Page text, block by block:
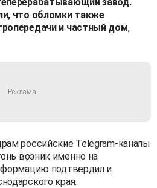
что обломки также
и частный дом,
российские Telegram-каналы
возник именно на
подтвердил и
края.